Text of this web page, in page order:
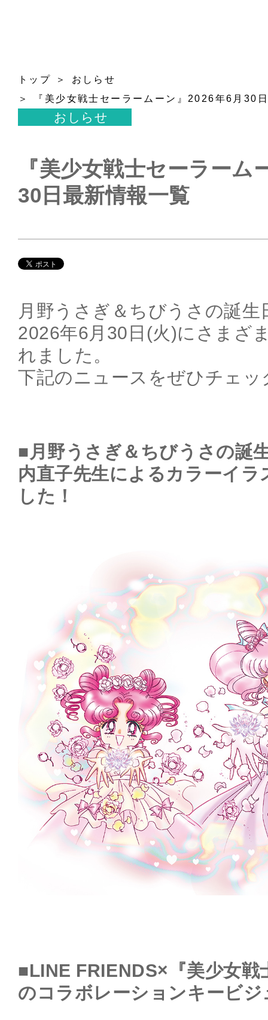
トップ
おしらせ
『美少女戦士セーラームーン』2026年6月30
おしらせ
『美少女戦士セーラーム
30日最新情報一覧
月野うさぎ＆ちびうさの誕
2026年6月30日(火)にさまざ
れました。
下記のニュースをぜひチェ
■月野うさぎ＆ちびうさの誕
内直子先生によるカラーイ
した！
■LINE FRIENDS×『美少女戦
のコラボレーションキービジ